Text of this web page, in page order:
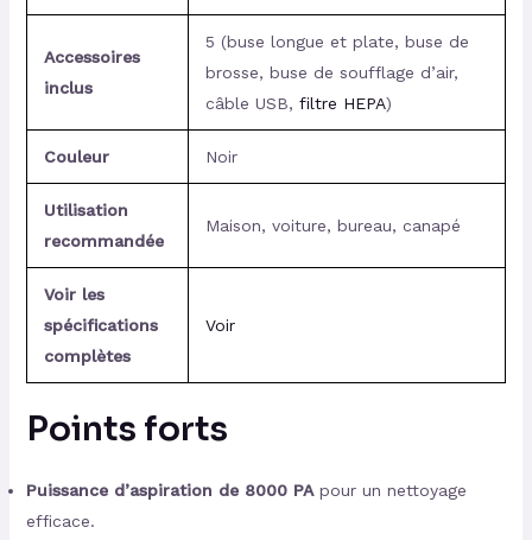
Accessoires
inclus
5 (buse longue et plate, buse de
brosse, buse de soufflage d’air,
câble USB, filtre HEPA)
Couleur Noir
Utilisation
recommandée
Maison, voiture, bureau, canapé
Voir les
spécifications
complètes
Voir
Points forts
Puissance d’aspiration de 8000 PApour un nettoyage
efficace.